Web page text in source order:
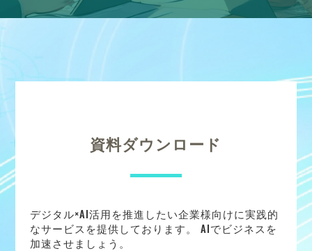
資料ダウンロード
デジタル×AI活用を推進したい企業様向けに実践的
なサービスを提供しております。 AIでビジネスを
加速させましょう。